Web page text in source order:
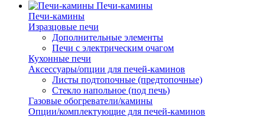
Печи-камины
Печи-камины
Изразцовые печи
Дополнительные элементы
Печи с электрическим очагом
Кухонные печи
Аксессуары/опции для печей-каминов
Листы подтопочные (предтопочные)
Стекло напольное (под печь)
Газовые обогреватели/камины
Опции/комплектующие для печей-каминов